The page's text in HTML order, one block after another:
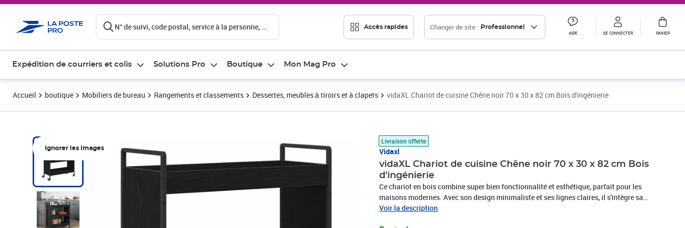
N° de suivi, code postal, service à la personne, ... Accès rapides Changer de site : Professionnel
AIDE SE CONNECTER PANIER
Expédition de courriers et colis Solutions Pro Boutique Mon Mag Pro
Accueil boutique Mobiliers de bureau Rangements et classements Dessertes, meubles à tiroirs et à clapets vidaXL Chariot de cuisine Chêne noir 70 x 30 x 82 cm Bois d'ingénierie
Ignorer les images
Livraison offerte
Vidaxl
vidaXL Chariot de cuisine Chêne noir 70 x 30 x 82 cm Bois
d'ingénierie
Ce chariot en bois combine super bien fonctionnalité et esthétique, parfait pour les
maisons modernes. Avec son design minimaliste et ses lignes claires, il s'intègre sans
problème dans n'importe quelle cuisine ou salle à manger. Si vous cherchez plus
Voir la description
Prix 43,40€